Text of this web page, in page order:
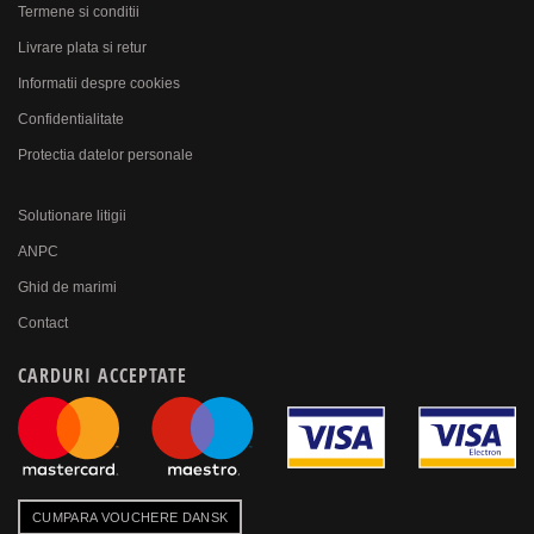
Termene si conditii
Livrare plata si retur
Informatii despre cookies
Confidentialitate
Protectia datelor personale
Solutionare litigii
ANPC
Ghid de marimi
Contact
CARDURI ACCEPTATE
CUMPARA VOUCHERE DANSK